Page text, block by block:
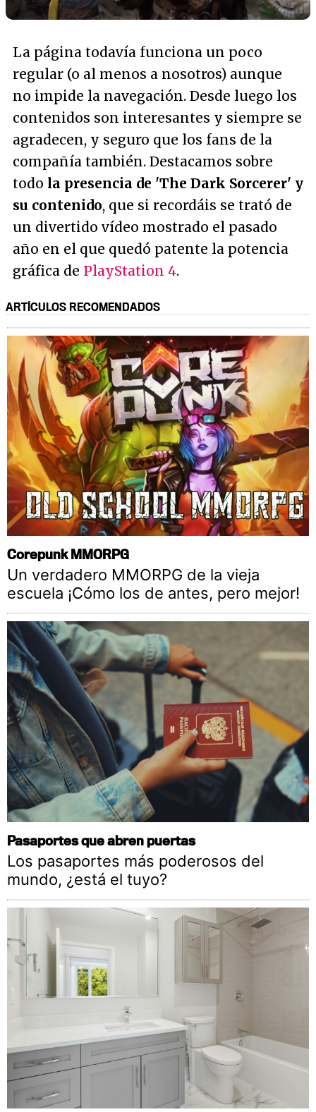
La página todavía funciona un poco
regular (o al menos a nosotros) aunque
no impide la navegación. Desde luego los
contenidos son interesantes y siempre se
agradecen, y seguro que los fans de la
compañía también. Destacamos sobre
todo la presencia de 'The Dark Sorcerer' y
su contenido, que si recordáis se trató de
un divertido vídeo mostrado el pasado
año en el que quedó patente la potencia
gráfica de PlayStation 4.
ARTÍCULOS RECOMENDADOS
Corepunk MMORPG
Un verdadero MMORPG de la vieja
escuela ¡Cómo los de antes, pero mejor!
Pasaportes que abren puertas
Los pasaportes más poderosos del
mundo, ¿está el tuyo?